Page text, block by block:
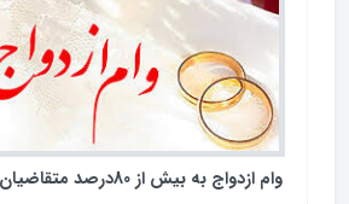
جمعه, ام آذر ۱۴۰۴